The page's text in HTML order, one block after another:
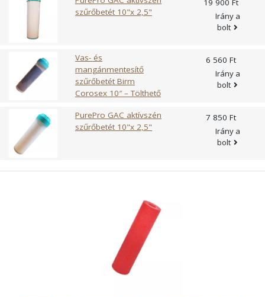
szűrőbetét 10"x 2,5"
19 900 Ft
Irány a
bolt
Vas- és
mangánmentesítő
szűrőbetét Birm
Corosex 10″ – Tölthető
6 560 Ft
Irány a
bolt
PurePro GAC aktívszén
szűrőbetét 10"x 2,5"
7 850 Ft
Irány a
bolt